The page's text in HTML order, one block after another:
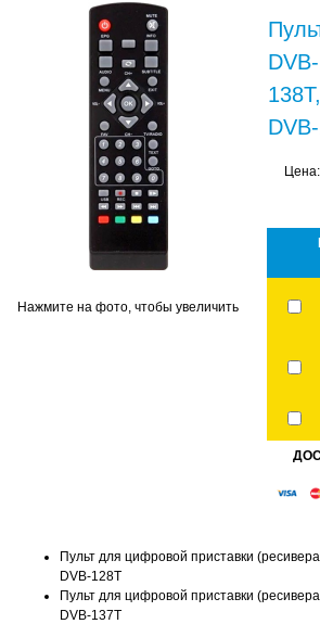
Нажмите на фото, чтобы увеличить
Цена:
Пульт для цифровой приставки
DVB-128T
Пульт для цифровой приставки
DVB-137T